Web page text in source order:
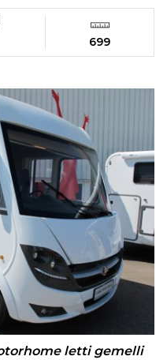
699
letti gemelli